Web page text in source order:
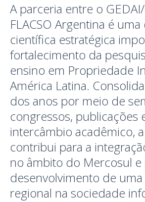
A parceria entre o GEDAI/
FLACSO Argentina é
científica estratégica
fortalecimento da
ensino em Propriedade
América Latina.
dos anos por meio de
congressos, publicações
intercâmbio acadêmico,
contribui para a
no âmbito do Mercosul e
desenvolvimento de uma
regional na sociedade